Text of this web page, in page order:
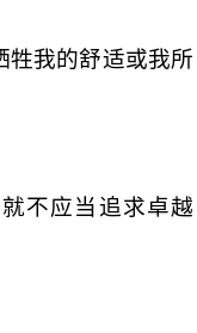
牲我的舒适或我所
不应当追求卓越